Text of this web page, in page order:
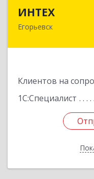
ИНТЕХ
Егорьевск
Клиентов на
1С:Специалист
140300,